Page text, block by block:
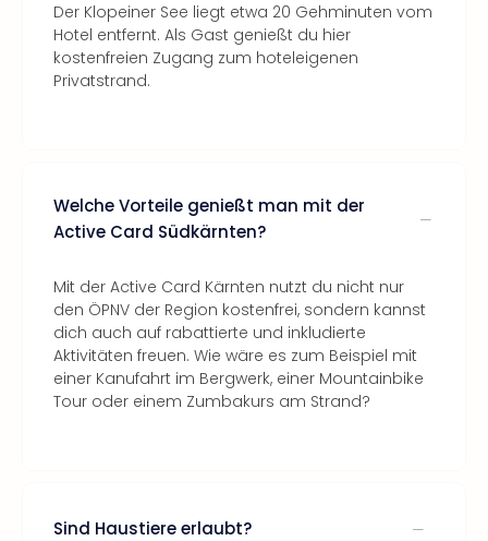
Der Klopeiner See liegt etwa 20 Gehminuten vom
Hotel entfernt. Als Gast genießt du hier
kostenfreien Zugang zum hoteleigenen
Privatstrand.
Welche Vorteile genießt man mit der
Active Card Südkärnten?
Mit der Active Card Kärnten nutzt du nicht nur
den ÖPNV der Region kostenfrei, sondern kannst
dich auch auf rabattierte und inkludierte
Aktivitäten freuen. Wie wäre es zum Beispiel mit
einer Kanufahrt im Bergwerk, einer Mountainbike
Tour oder einem Zumbakurs am Strand?
Sind Haustiere erlaubt?